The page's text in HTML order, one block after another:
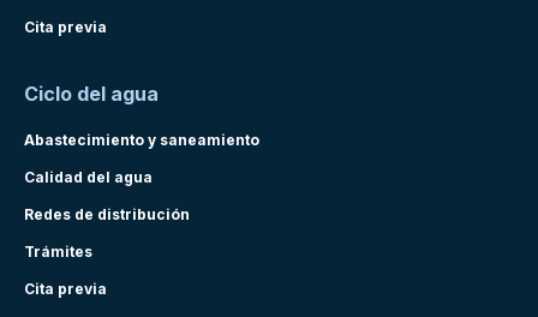
Cita previa
Ciclo del agua
Abastecimiento y saneamiento
Calidad del agua
Redes de distribución
Trámites
Cita previa